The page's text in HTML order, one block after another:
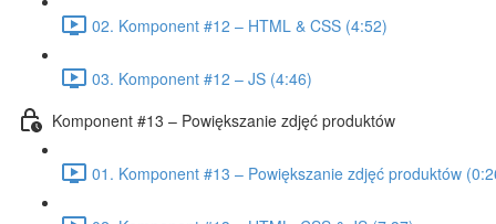
02. Komponent #12 – HTML & CSS (4:52)
03. Komponent #12 – JS (4:46)
Komponent #13 – Powiększanie zdjęć produktów
01. Komponent #13 – Powiększanie zdjęć produktów